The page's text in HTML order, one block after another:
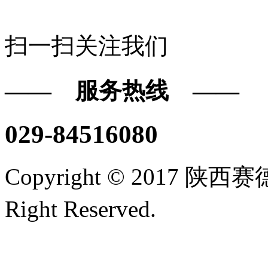
扫一扫关注我们
—— 服务热线 ——
029-84516080
Copyright © 2017 陕西
Right Reserved.